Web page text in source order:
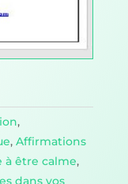
,
, Affirmations
à être calme,
dans vos